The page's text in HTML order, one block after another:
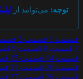
توجه: می‌توانید از
قسمت 1 قسمت 2
7 قسمت 8 قسمت 9
قسمت 14
قسمت 15
قسمت 20
قسمت 21
قسمت 26
قسمت 27